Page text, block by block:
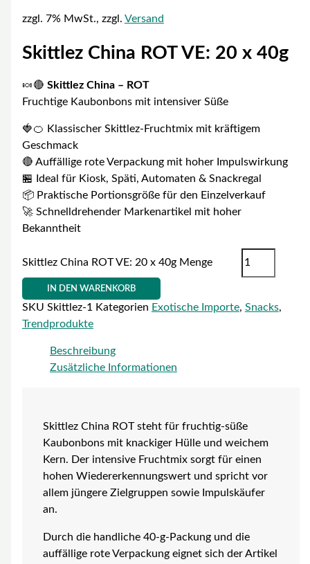
zzgl. 7% MwSt., zzgl. Versand
Skittlez China ROT VE: 20 x 40g
🍬🔴 Skittlez China – ROT
Fruchtige Kaubonbons mit intensiver Süße
🍓🍊 Klassischer Skittlez-Fruchtmix mit kräftigem
Geschmack
🔴 Auffällige rote Verpackung mit hoher Impulswirkung
🏪 Ideal für Kiosk, Späti, Automaten & Snackregal
📦 Praktische Portionsgröße für den Einzelverkauf
🚀 Schnelldrehender Markenartikel mit hoher
Bekanntheit
Skittlez China ROT VE: 20 x 40g Menge
IN DEN WARENKORB
SKU Skittlez-1 Kategorien Exotische Importe, Snacks,
Trendprodukte
Beschreibung
Zusätzliche Informationen
Skittlez China ROT steht für fruchtig-süße
Kaubonbons mit knackiger Hülle und weichem
Kern. Der intensive Fruchtmix sorgt für einen
hohen Wiedererkennungswert und spricht vor
allem jüngere Zielgruppen sowie Impulskäufer
an.
Durch die handliche 40-g-Packung und die
auffällige rote Verpackung eignet sich der Artikel